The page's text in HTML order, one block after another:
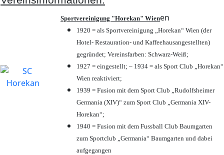
Sportvereinigung "Horekan" Wienen
1920 = als Sportvereinigung „Horekan“ Wien (der
Hotel- Restauration- und Kaffeehausangestellten)
gegründet; Vereinsfarben: Schwarz-Weiß;
1927 = eingestellt; – 1934 = als Sport Club „Horekan“
Wien reaktiviert;
1939 = Fusion mit dem Sport Club „Rudolfsheimer
Germania (XIV)“ zum Sport Club „Germania XIV-
Horekan“;
1940 = Fusion mit dem Fussball Club Baumgarten
zum Sportclub „Germania“ Baumgarten und dabei
aufgegangen